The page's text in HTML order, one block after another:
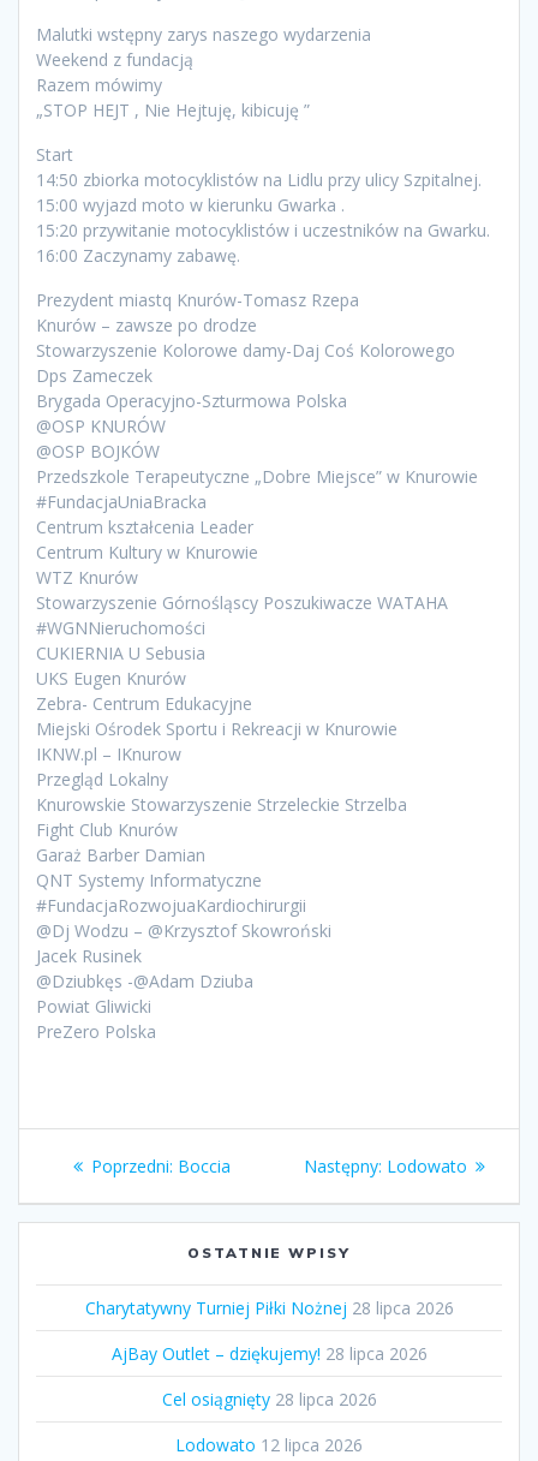
Malutki wstępny zarys naszego wydarzenia
Weekend z fundacją
Razem mówimy
„STOP HEJT , Nie Hejtuję, kibicuję ”
Start
14:50 zbiorka motocyklistów na Lidlu przy ulicy Szpitalnej.
15:00 wyjazd moto w kierunku Gwarka .
15:20 przywitanie motocyklistów i uczestników na Gwarku.
16:00 Zaczynamy zabawę.
Prezydent miastq Knurów-Tomasz Rzepa
Knurów – zawsze po drodze
Stowarzyszenie Kolorowe damy-Daj Coś Kolorowego
Dps Zameczek
Brygada Operacyjno-Szturmowa Polska
@OSP KNURÓW
@OSP BOJKÓW
Przedszkole Terapeutyczne „Dobre Miejsce” w Knurowie
#FundacjaUniaBracka
Centrum kształcenia Leader
Centrum Kultury w Knurowie
WTZ Knurów
Stowarzyszenie Górnośląscy Poszukiwacze WATAHA
#WGNNieruchomości
CUKIERNIA U Sebusia
UKS Eugen Knurów
Zebra- Centrum Edukacyjne
Miejski Ośrodek Sportu i Rekreacji w Knurowie
IKNW.pl – IKnurow
Przegląd Lokalny
Knurowskie Stowarzyszenie Strzeleckie Strzelba
Fight Club Knurów
Garaż Barber Damian
QNT Systemy Informatyczne
#FundacjaRozwojuaKardiochirurgii
@Dj Wodzu – @Krzysztof Skowroński
Jacek Rusinek
@Dziubkęs -@Adam Dziuba
Powiat Gliwicki
PreZero Polska
Nawigacja
wpisu
Poprzedni: Poprzedni
Boccia Następny: Następny
Lodowato
OSTATNIE WPISY
Charytatywny Turniej Piłki Nożnej 28 lipca 2026
AjBay Outlet – dziękujemy! 28 lipca 2026
Cel osiągnięty 28 lipca 2026
Lodowato 12 lipca 2026